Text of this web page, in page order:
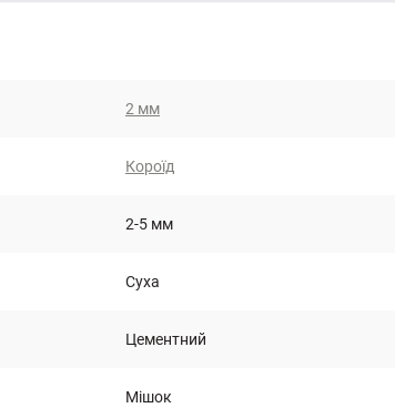
2 мм
Короїд
2-5 мм
Суха
Цементний
Мішок